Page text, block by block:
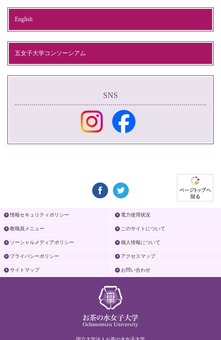
English
五女子大学コンソーシアム
SNS
情報セキュリティポリシー 電力使用状況
教職員メニュー このサイトについて
ソーシャルメディアポリシー 個人情報について
プライバシーポリシー アクセスマップ
サイトマップ お問い合わせ